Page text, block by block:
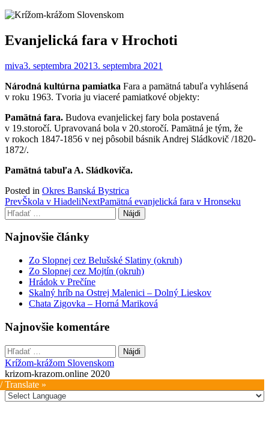
Evanjelická fara v Hrochoti
miva3. septembra 20213. septembra 2021
Národná kultúrna pamiatka Fara a pamätná tabuľa vyhlásená
v roku 1963. Tvoria ju viaceré pamiatkové objekty:
Pamätná fara. Budova evanjelickej fary bola postavená
v 19.storočí. Upravovaná bola v 20.storočí. Pamätná je tým, že
v rokoch 1847-1856 v nej pôsobil básnik Andrej Sládkovič /1820-
1872/.
Pamätná tabuľa A. Sládkoviča.
Posted in Okres Banská Bystrica
Post
navigation
PrevŠkola v HiadeliNextPamätná evanjelická fara v Hronseku
Hľadať:
Najnovšie články
Zo Slopnej cez Belušské Slatiny (okruh)
Zo Slopnej cez Mojtín (okruh)
Hrádok v Prečíne
Skalný hríb na Ostrej Malenici – Dolný Lieskov
Chata Zigovka – Horná Mariková
Najnovšie komentáre
Hľadať:
Krížom-krážom Slovenskom
krizom-krazom.online 2020
Translate »